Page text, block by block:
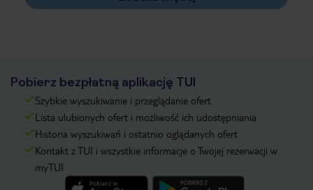
Pobierz bezpłatną aplikację TUI
Szybkie wyszukiwanie i przeglądanie ofert
Lista ulubionych ofert i możliwość ich udostępniania
Historia wyszukiwań i ostatnio oglądanych ofert
Kontakt z TUI i wszystkie informacje o Twojej rezerwacji w
myTUI